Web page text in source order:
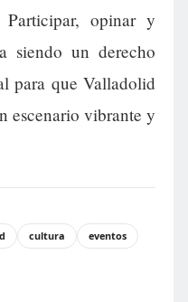
Participar, opinar y
siendo un derecho
para que Valladolid
escenario vibrante y
cultura
eventos